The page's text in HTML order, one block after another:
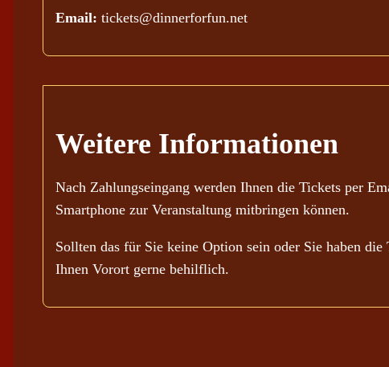
Email: tickets@dinnerforfun.net
Weitere Informationen
Nach Zahlungseingang werden Ihnen die Tickets per
Smartphone zur Veranstaltung mitbringen können.
Sollten das für Sie keine Option sein oder Sie haben
Ihnen Vorort gerne behilflich.